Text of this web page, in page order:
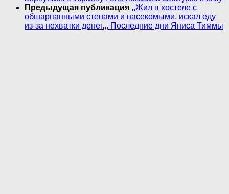
Предыдущая публикация ,,Жил в хостеле с
обшарпанными стенами и насекомыми, искал еду
из-за нехватки денег.,, Последние дни Яниса Тиммы